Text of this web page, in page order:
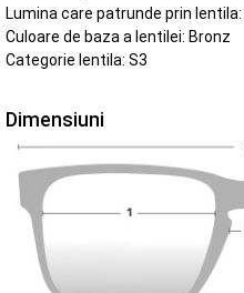
Lumina care patrunde prin lentila:
Culoare de baza a lentilei: Bronz
Categorie lentila: S3
Dimensiuni